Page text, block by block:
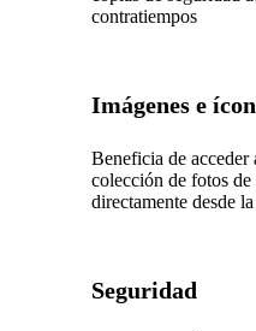
contratiempos
Imágenes e
Beneficia de acceder
colección de fotos
directamente desde
Seguridad